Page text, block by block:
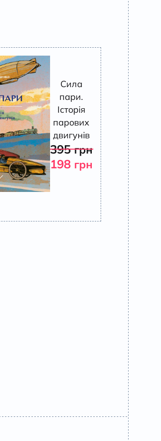
Сила
пари.
Історія
парових
двигунів
395грн
198 грн